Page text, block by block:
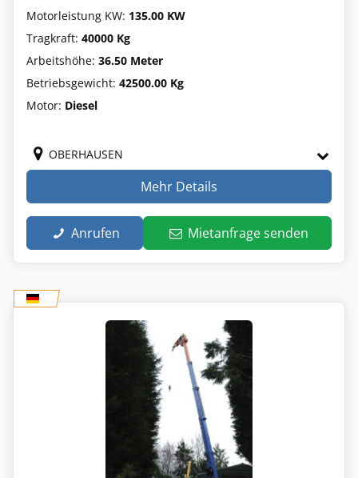
Motorleistung KW: 135.00 KW
Tragkraft: 40000 Kg
Arbeitshöhe: 36.50 Meter
Betriebsgewicht: 42500.00 Kg
Motor: Diesel
OBERHAUSEN
Mehr Details
Anrufen Mietanfrage senden